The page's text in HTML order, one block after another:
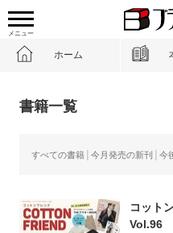
メニュー
ホーム
書籍一覧
すべての書籍 今月発売の新刊 今
コット
Vol.96